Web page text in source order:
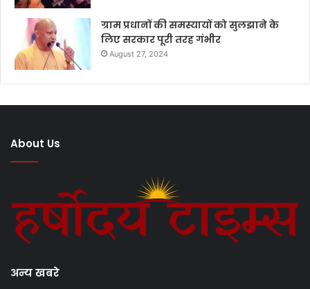
ग्राम प्रधानों की समस्यायों को सुलझाने के
लिए सरकार पूरी तरह गंभीर
August 27, 2024
About Us
अन्य खबरे